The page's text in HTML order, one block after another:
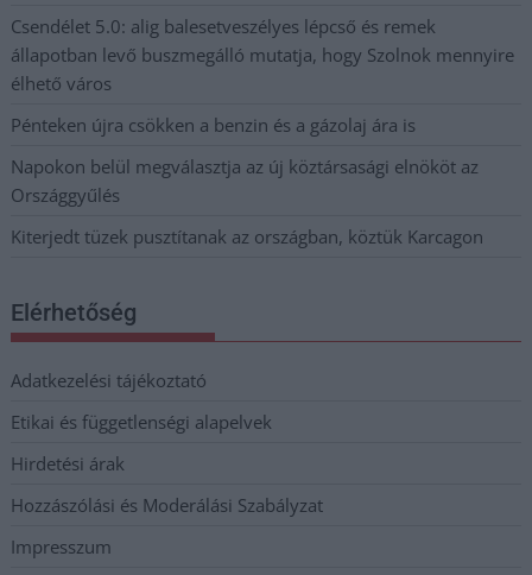
Csendélet 5.0: alig balesetveszélyes lépcső és remek
állapotban levő buszmegálló mutatja, hogy Szolnok mennyire
élhető város
Pénteken újra csökken a benzin és a gázolaj ára is
Napokon belül megválasztja az új köztársasági elnököt az
Országgyűlés
Kiterjedt tüzek pusztítanak az országban, köztük Karcagon
Elérhetőség
Adatkezelési tájékoztató
Etikai és függetlenségi alapelvek
Hirdetési árak
Hozzászólási és Moderálási Szabályzat
Impresszum